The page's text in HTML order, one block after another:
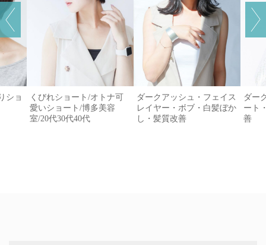
ショ
くびれショート/オトナ可
愛いショート/博多美容
室/20代30代40代
ダークアッシュ・フェイス
レイヤー・ボブ・白髪ぼか
し・髪質改善
ダー
ート
善